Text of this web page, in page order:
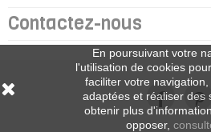
Contactez-nous
En poursuivant votre
l'utilisation de cookies
faciliter votre
adaptées et réaliser des
obtenir plus
opposer,